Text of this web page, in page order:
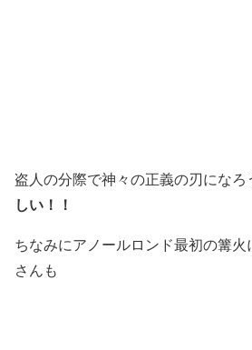
盗人の分際で神々の正義の刃にな
しい！！
ちなみにアノールロンド最初の篝
さんも